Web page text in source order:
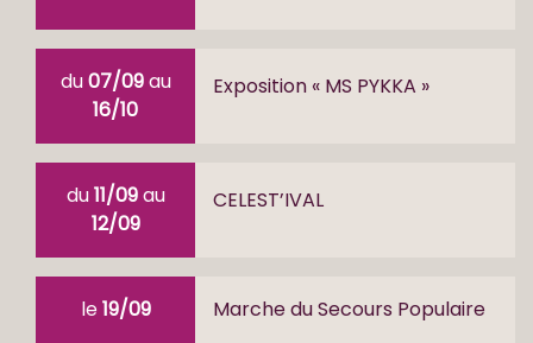
du07/09au
16/10
Exposition « MS PYKKA »
du11/09au
12/09
CELEST’IVAL
le19/09 Marche du Secours Populaire